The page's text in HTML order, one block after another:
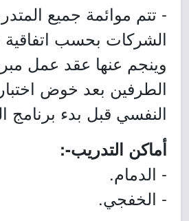
- تتم موائمة جميع
الشركات بحسب اتفاقية
وينجم عنها عقد عمل
الطرفين بعد خوض
النفسي قبل بدء برنامج
أماكن التدريب-:
- الدمام.
- الخفجي.